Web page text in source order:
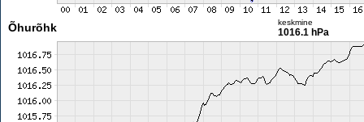
Õhurõhk keskmine
1016.1 hPa